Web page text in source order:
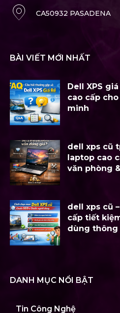
CA50932 PASADENA
BÀI VIẾT MỚI NHẤT
Dell XPS
cao cấp
minh
dell xps cũ
laptop cao
văn phòng
dell xps cũ
cấp tiết
dùng thông
DANH MỤC NỔI BẬT
Tin Công Nghệ